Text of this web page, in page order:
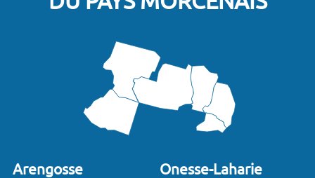
Arengosse
Onesse-Laharie